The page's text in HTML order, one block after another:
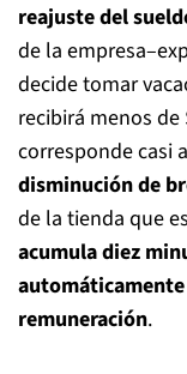
reajuste del
de la
decide tomar
recibirá menos de
corresponde casi
disminución de
de la tienda que
acumula diez
automáticamente
remuneración.